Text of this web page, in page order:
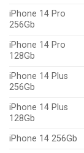
iPhone 14 Pro
256Gb
iPhone 14 Pro
128Gb
iPhone 14 Plus
256Gb
iPhone 14 Plus
128Gb
iPhone 14 256Gb